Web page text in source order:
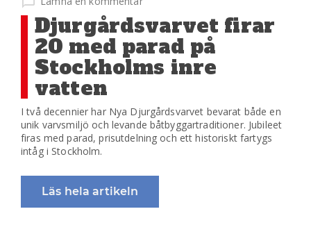
Djurgårdsvarvet firar
20 med parad på
Stockholms inre
vatten
I två decennier har Nya Djurgårdsvarvet bevarat både en
unik varvsmiljö och levande båtbyggartraditioner. Jubileet
firas med parad, prisutdelning och ett historiskt fartygs
intåg i Stockholm.
Läs hela artikeln